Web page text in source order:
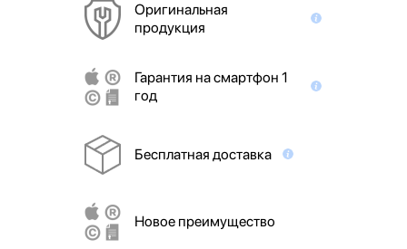
Оригинальная
продукция
Гарантия на смартфон 1
год
Бесплатная доставка
Новое преимущество